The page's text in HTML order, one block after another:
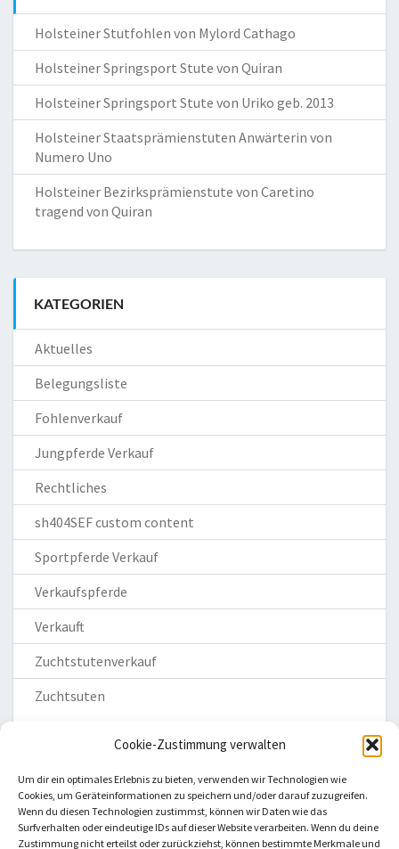
Cookie-Zustimmung verwalten
Um dir ein optimales Erlebnis zu bieten, verwenden wir Technologien wie
Cookies, um Geräteinformationen zu speichern und/oder darauf zuzugreifen.
Wenn du diesen Technologien zustimmst, können wir Daten wie das
Surfverhalten oder eindeutige IDs auf dieser Website verarbeiten. Wenn du deine
Zustimmung nicht erteilst oder zurückziehst, können bestimmte Merkmale und
Holsteiner Stutfohlen von Mylord Cathago
Holsteiner Springsport Stute von Quiran
Holsteiner Springsport Stute von Uriko geb. 2013
Holsteiner Staatsprämienstuten Anwärterin von
Numero Uno
Holsteiner Bezirksprämienstute von Caretino
tragend von Quiran
KATEGORIEN
Aktuelles
Belegungsliste
Fohlenverkauf
Jungpferde Verkauf
Rechtliches
sh404SEF custom content
Sportpferde Verkauf
Verkaufspferde
Verkauft
Zuchtstutenverkauf
Zuchtsuten
Homepage